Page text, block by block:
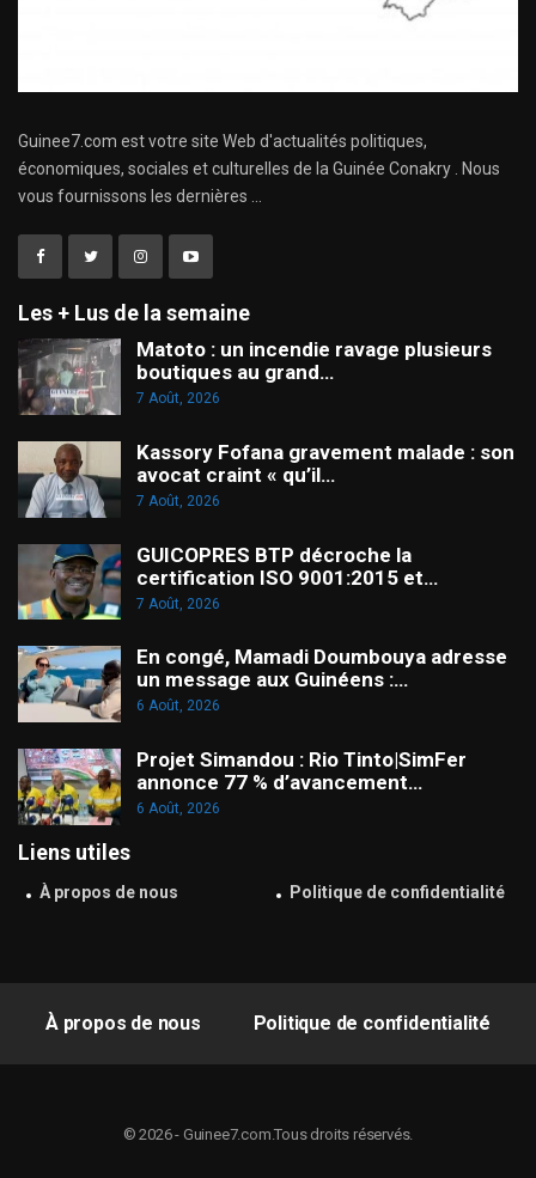
Guinee7.com est votre site Web d'actualités politiques,
économiques, sociales et culturelles de la Guinée Conakry . Nous
vous fournissons les dernières ...
Les + Lus de la semaine
Matoto : un incendie ravage plusieurs
boutiques au grand…
7 Août, 2026
Kassory Fofana gravement malade : son
avocat craint « qu’il…
7 Août, 2026
GUICOPRES BTP décroche la
certification ISO 9001:2015 et…
7 Août, 2026
En congé, Mamadi Doumbouya adresse
un message aux Guinéens :…
6 Août, 2026
Projet Simandou : Rio Tinto|SimFer
annonce 77 % d’avancement…
6 Août, 2026
Liens utiles
À propos de nous Politique de confidentialité
À propos de nous Politique de confidentialité
© 2026 - Guinee7.com.Tous droits réservés.